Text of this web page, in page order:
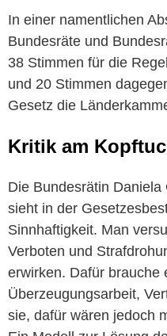
In einer namentlichen
Bundesräte und
38 Stimmen für die
und 20 Stimmen
Gesetz die
Kritik am
Die Bundesrätin
sieht in der
Sinnhaftigkeit. Man
Verboten und
erwirken. Dafür brauche
Überzeugungsarbeit,
sie, dafür wären jedoch